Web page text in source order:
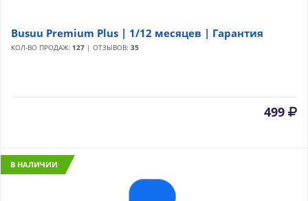
Busuu Premium Plus | 1/12 месяцев | Гарантия
КОЛ-ВО ПРОДАЖ: 127 | ОТЗЫВОВ: 35
499
В НАЛИЧИИ